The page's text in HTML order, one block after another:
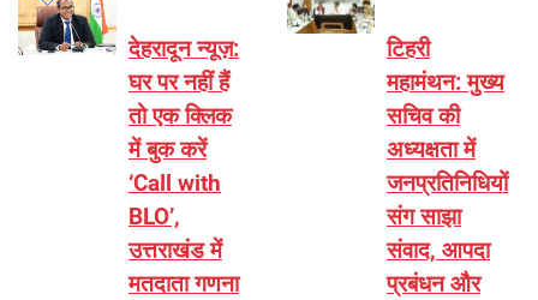
देहरादून न्यूज़:
घर पर नहीं हैं
तो एक क्लिक
में बुक करें
‘Call with
BLO’,
उत्तराखंड में
मतदाता गणना
टिहरी
महामंथन: मुख्य
सचिव की
अध्यक्षता में
जनप्रतिनिधियों
संग साझा
संवाद, आपदा
प्रबंधन और